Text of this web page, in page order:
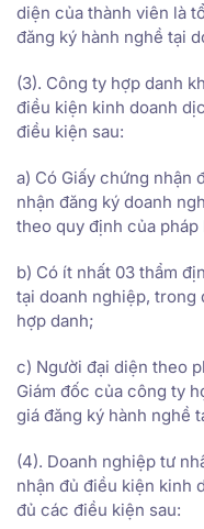
diện của thành viên là
đăng ký hành nghề tại
(3). Công ty hợp danh
điều kiện kinh doanh
điều kiện sau:
a) Có Giấy chứng nhận
nhận đăng ký doanh
theo quy định của pháp
b) Có ít nhất 03 thẩm
tại doanh nghiệp, trong
hợp danh;
c) Người đại diện theo
Giám đốc của công ty
giá đăng ký hành nghề
(4). Doanh nghiệp tư
nhận đủ điều kiện kinh
đủ các điều kiện sau: